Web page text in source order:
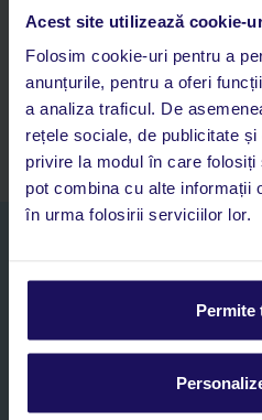
Acest site utilizează cookie-
Folosim cookie-uri pentru a
anunțurile, pentru a oferi
a analiza traficul. De
rețele sociale, de publicitate
privire la modul în care
pot combina cu alte informații
în urma folosirii serviciilor lor.
Permite
Cauți rapid vacanțe și hoteluri
Acces la rezervările curente
singură aplicație
Asistență 24/7 prin chat, pe
E-MAIL*
Sunt de acord cu prelucrarea